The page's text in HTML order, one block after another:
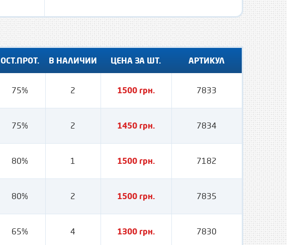
ОСТ.ПРОТ. В НАЛИЧИИ ЦЕНА ЗА ШТ. АРТИКУЛ
75% 2 1500 грн. 7833
75% 2 1450 грн. 7834
80% 1 1500 грн. 7182
80% 2 1500 грн. 7835
65% 4 1300 грн. 7830